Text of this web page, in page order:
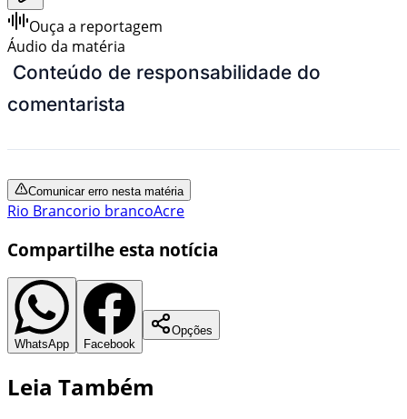
Ouça a reportagem
Áudio da matéria
Conteúdo de responsabilidade do
comentarista
Comunicar erro nesta matéria
Rio Brancorio brancoAcre
Compartilhe esta notícia
WhatsApp Facebook
Opções
Leia Também